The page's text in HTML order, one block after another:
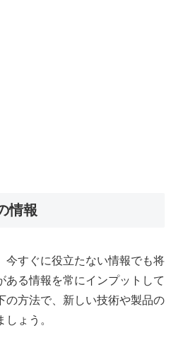
情報
今すぐに役立たない情報でも将
ある情報を常にインプットして
の方法で、新しい技術や製品の
ょう。